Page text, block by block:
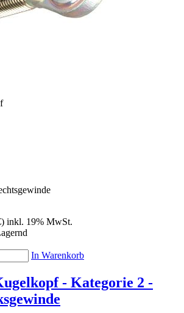
inkl. 19% MwSt.
In Warenkorb
- Kategorie 2 -